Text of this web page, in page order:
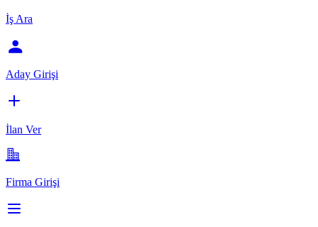
İş Ara
Aday Girişi
İlan Ver
Firma Girişi